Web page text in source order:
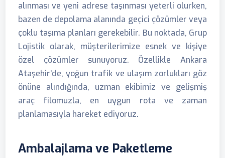
alınması ve yeni adrese taşınması yeterli olurken,
bazen de depolama alanında geçici çözümler veya
çoklu taşıma planları gerekebilir. Bu noktada, Grup
Lojistik olarak, müşterilerimize esnek ve kişiye
özel çözümler sunuyoruz. Özellikle Ankara
Ataşehir’de, yoğun trafik ve ulaşım zorlukları göz
önüne alındığında, uzman ekibimiz ve gelişmiş
araç filomuzla, en uygun rota ve zaman
planlamasıyla hareket ediyoruz.
Ambalajlama ve Paketleme